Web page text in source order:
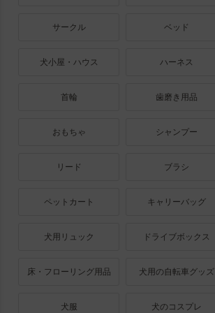
サークル ベッド
犬小屋・ハウス ハーネス
首輪 歯磨き用品
おもちゃ シャンプー
リード ブラシ
ペットカート キャリーバッグ
犬用リュック ドライブボックス
床・フローリング用品 犬用の自転車グッズ
犬服 犬のコスプレ